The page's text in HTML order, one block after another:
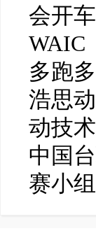
会开
WAIC
多跑
浩思
动技
中国
赛小